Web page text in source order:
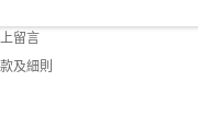
留言
及細則